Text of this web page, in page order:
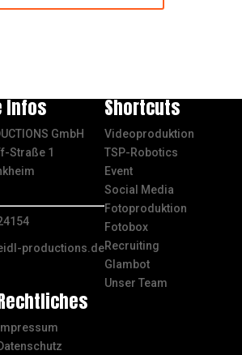
Infos
GmbH
Straße 1
productions.de
Shortcuts
Videoproduktion
TSP-Robotics
Event
Social Media
Fotoproduktion
Fotobox
Recruiting
Glambot
Unser Team
Impressum